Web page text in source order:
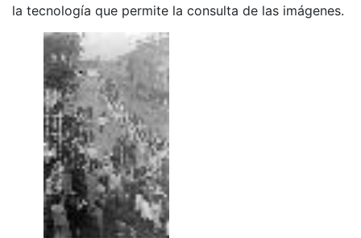
la tecnología que permite la consulta de las imágenes.